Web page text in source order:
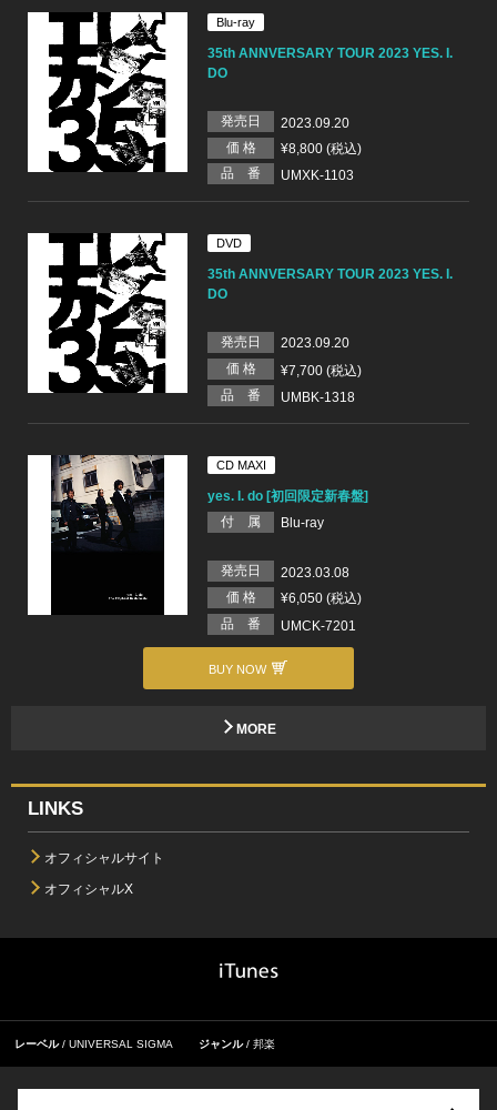
Blu-ray
35th ANNVERSARY TOUR 2023 YES. I.
DO
発売日
2023.09.20
価 格
¥8,800 (税込)
品 番
UMXK-1103
DVD
35th ANNVERSARY TOUR 2023 YES. I.
DO
発売日
2023.09.20
価 格
¥7,700 (税込)
品 番
UMBK-1318
CD MAXI
yes. I. do [初回限定新春盤]
付 属
Blu-ray
発売日
2023.03.08
価 格
¥6,050 (税込)
品 番
UMCK-7201
BUY NOW
MORE
LINKS
オフィシャルサイト
オフィシャルX
レーベル UNIVERSAL SIGMA ジャンル 邦楽